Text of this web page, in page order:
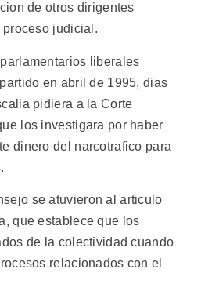
de otros dirigentes
proceso judicial.
liberales
en abril de 1995, dias
pidiera a la Corte
los investigara por haber
dinero del narcotrafico para
se atuvieron al articulo
que establece que los
de la colectividad cuando
relacionados con el